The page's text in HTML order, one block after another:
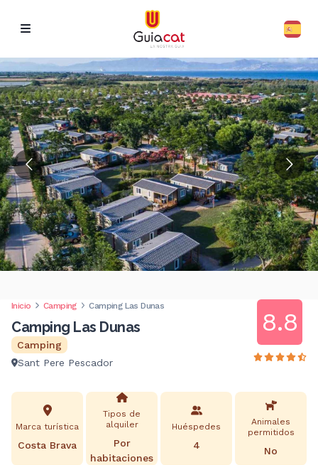
Inicio Camping Camping Las Dunas
Camping Las Dunas
Camping
Sant Pere Pescador
8.8
Marca turística
Costa Brava
Tipos de
alquiler
Por
habitaciones
Huéspedes
4
Animales
permitidos
No